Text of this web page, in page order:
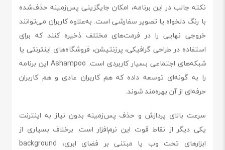
نکته جالب در این برنامه، امکان جایگزینی پس‌زمینه حذف‌شده
با رنگ دلخواه یا تصویر سفارشی است. به‌علاوه کاربران می‌توانند
خروجی نهایی را در فرمت‌های مختلف ذخیره کنند که برای
استفاده در طراحی‌ گرافیکی، پرزنتیشن، فروشگاه‌های اینترنتی یا
شبکه‌های اجتماعی بسیار کاربردی است. Ashampoo این برنامه
را به گونه‌ای توسعه داده که هم کاربران عادی و هم کاربران
حرفه‌ای از آن بهره‌مند شوند.
سرعت بالای پردازش و حذف پس‌زمینه بدون نیاز به اینترنت
یکی دیگر از نقاط قوت این نرم‌افزار است. برخلاف بسیاری از
ابزارهای تحت وب یا مبتنی بر فضای ابری، background